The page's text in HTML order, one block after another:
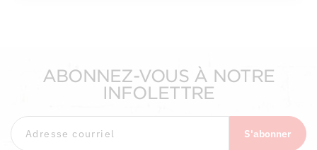
ABONNEZ-VOUS À NOTRE
INFOLETTRE
S'abonner